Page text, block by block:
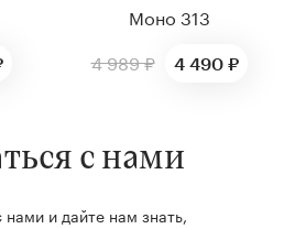
Моно 313
4 989 ₽
4 490 ₽
с нами
нами и дайте нам знать,